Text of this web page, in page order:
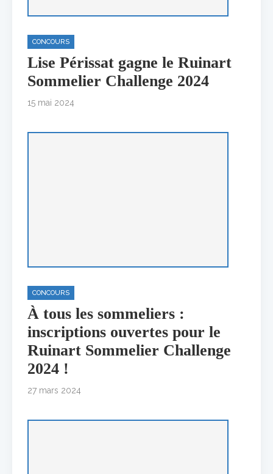
CONCOURS
Lise Périssat gagne le Ruinart
Sommelier Challenge 2024
15 mai 2024
CONCOURS
À tous les sommeliers :
inscriptions ouvertes pour le
Ruinart Sommelier Challenge
2024 !
27 mars 2024